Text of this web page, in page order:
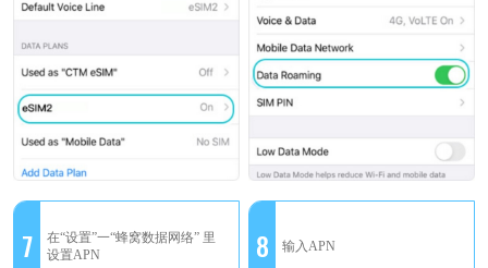
7
在“设置”一“蜂窝数据网络” 里
设置APN
8 输入APN